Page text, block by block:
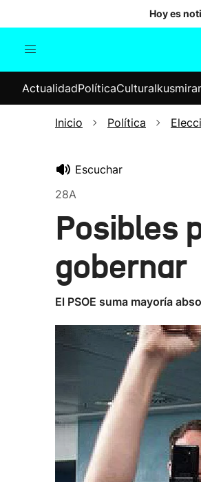
Hoy es
Internacional
Elecciones
ActualidadPolíticaCultura
Inicio Política
Escuchar
28A
Posibles
gobernar
El PSOE suma mayoría